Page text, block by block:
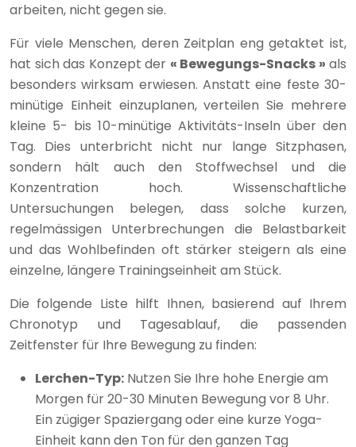
arbeiten, nicht gegen sie.
Für viele Menschen, deren Zeitplan eng getaktet ist,
hat sich das Konzept der « Bewegungs-Snacks » als
besonders wirksam erwiesen. Anstatt eine feste 30-
minütige Einheit einzuplanen, verteilen Sie mehrere
kleine 5- bis 10-minütige Aktivitäts-Inseln über den
Tag. Dies unterbricht nicht nur lange Sitzphasen,
sondern hält auch den Stoffwechsel und die
Konzentration hoch. Wissenschaftliche
Untersuchungen belegen, dass solche kurzen,
regelmässigen Unterbrechungen die Belastbarkeit
und das Wohlbefinden oft stärker steigern als eine
einzelne, längere Trainingseinheit am Stück.
Die folgende Liste hilft Ihnen, basierend auf Ihrem
Chronotyp und Tagesablauf, die passenden
Zeitfenster für Ihre Bewegung zu finden:
Lerchen-Typ: Nutzen Sie Ihre hohe Energie am
Morgen für 20-30 Minuten Bewegung vor 8 Uhr.
Ein zügiger Spaziergang oder eine kurze Yoga-
Einheit kann den Ton für den ganzen Tag